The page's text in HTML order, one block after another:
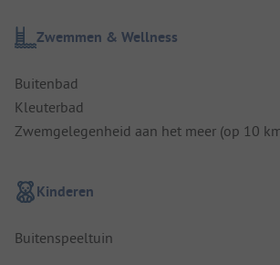
Zwemmen & Wellness
Buitenbad
Kleuterbad
Zwemgelegenheid aan het meer (op 10
Kinderen
Buitenspeeltuin